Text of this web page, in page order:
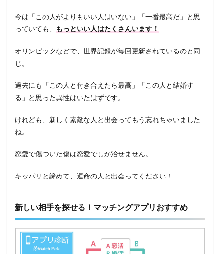
今は「この人がよりもいい人はいない」「一番最高だ」と思
っていても、
もっといい人はたくさんいます！
オリンピックなどで、世界記録が毎回更新されているのと同
じ。
過去にも「この人と付き合えたら最高」「この人と結婚す
る」と思った異性はいたはずです。
けれども、新しく素敵な人と出会ってもう忘れちゃいました
ね。
恋愛で傷ついた傷は恋愛でしか治せません。
キッパリと諦めて、運命の人と出会ってください！
新しい相手を探せる！マッチングアプリおすすめ